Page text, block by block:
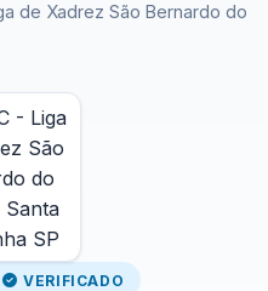
de Xadrez São Bernardo do
VERIFICADO